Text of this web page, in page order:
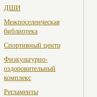
ДШИ
Межпоселенческая
библиотека
Спортивный центр
Физкультурно-
оздоровительный
комплекс
Регламенты